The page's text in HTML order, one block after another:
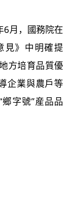
月，國務院在
見》中明確提
方培育品質優
企業與農戶等
字號”産品品